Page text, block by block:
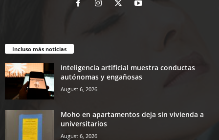
Incluso más noticias
Inteligencia artificial muestra conductas
autónomas y engañosas
August 6, 2026
Moho en apartamentos deja sin vivienda a
universitarios
August 6, 2026